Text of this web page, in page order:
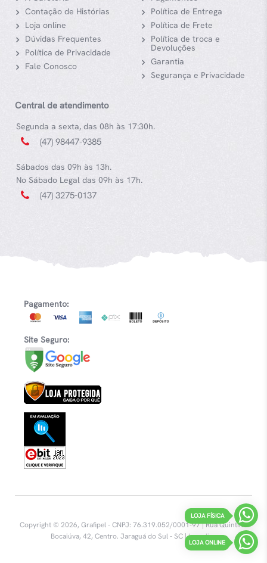
Contação de Histórias
Loja online
Dúvidas Frequentes
Política de Privacidade
Fale Conosco
Política de Entrega
Política de Frete
Política de troca e
Devoluções
Garantia
Segurança e Privacidade
Central de atendimento
Segunda a sexta, das 08h às 17:30h.
(47) 98447-9385
Sábados das 09h às 13h.
No Sábado Legal das 09h às 17h.
(47) 3275-0137
Pagamento:
Site Seguro:
Copyright © 2026, Grafipel - CNPJ: 76.319.052/0001-97 | Rua Quintino
Bocaiúva, 42, Centro. Jaraguá do Sul - SC |Inovalize
LOJA FÍSICA
LOJA ONLINE